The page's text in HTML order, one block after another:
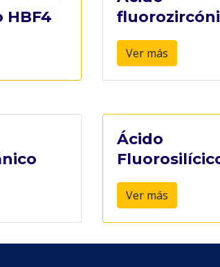
HBF4
Ver más
Ácido
Ver más